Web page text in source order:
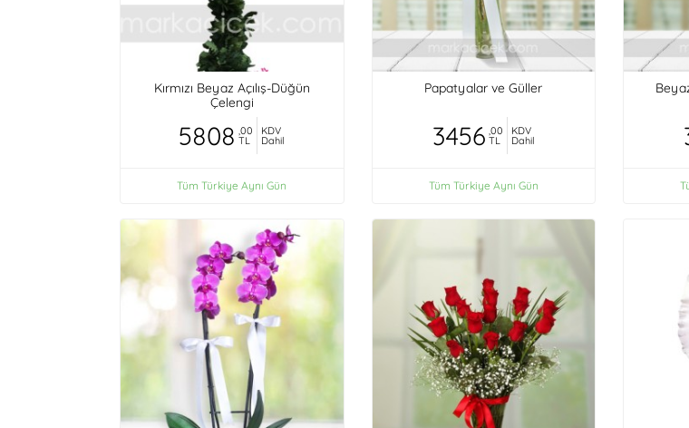
Kırmızı Beyaz Açılış-Düğün
Çelengi
5808 ,00
TL
KDV
Dahil
Tüm Türkiye Aynı Gün
Papatyalar ve Güller
3456 ,00
TL
KDV
Dahil
Tüm Türkiye Aynı Gün